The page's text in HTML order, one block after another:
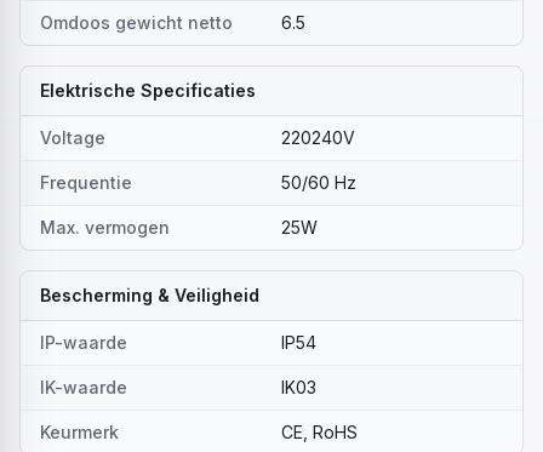
Omdoos gewicht netto 6.5
Elektrische Specificaties
Voltage 220240V
Frequentie 50/60 Hz
Max. vermogen 25W
Bescherming & Veiligheid
IP-waarde IP54
IK-waarde IK03
Keurmerk CE, RoHS